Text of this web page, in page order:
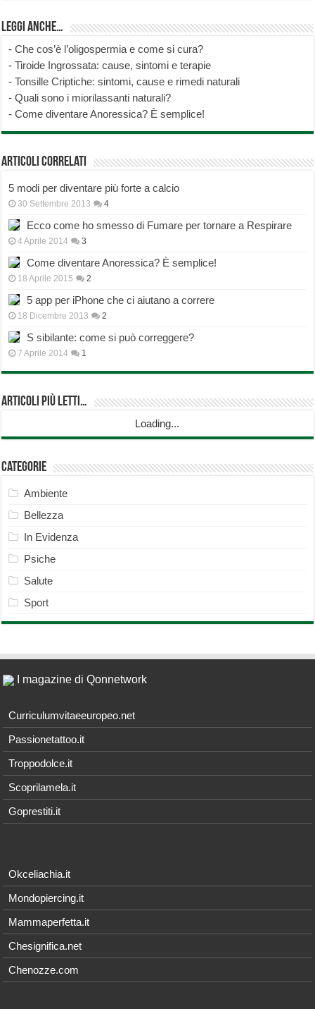
Leggi anche…
-Che cos’è l’oligospermia e come si cura?
-Tiroide Ingrossata: cause, sintomi e terapie
-Tonsille Criptiche: sintomi, cause e rimedi naturali
-Quali sono i miorilassanti naturali?
-Come diventare Anoressica? È semplice!
Articoli correlati
5 modi per diventare più forte a calcio
30 Settembre 2013 4
Ecco come ho smesso di Fumare per tornare a Respirare
4 Aprile 2014 3
Come diventare Anoressica? È semplice!
18 Aprile 2015 2
5 app per iPhone che ci aiutano a correre
18 Dicembre 2013 2
S sibilante: come si può correggere?
7 Aprile 2014 1
Articoli più Letti…
Loading...
Categorie
Ambiente
Bellezza
In Evidenza
Psiche
Salute
Sport
I magazine di Qonnetwork
Curriculumvitaeeuropeo.net
Passionetattoo.it
Troppodolce.it
Scoprilamela.it
Goprestiti.it
Okceliachia.it
Mondopiercing.it
Mammaperfetta.it
Chesignifica.net
Chenozze.com